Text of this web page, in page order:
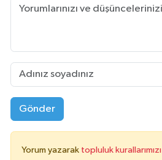
Gönder
Yorum yazarak topluluk kurallarımızı